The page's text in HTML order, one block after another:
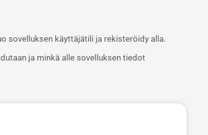
sovelluksen käyttäjätili ja rekisteröidy alla.
ja minkä alle sovelluksen tiedot